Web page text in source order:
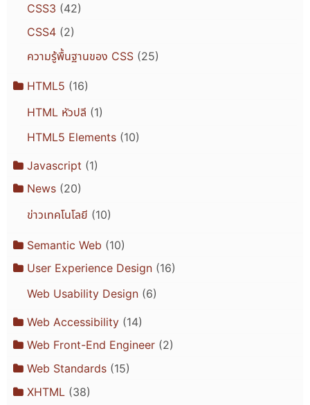
CSS3 (42)
CSS4(2)
ความรู้พื้นฐานของ CSS(25)
HTML5 (16)
HTML หัวปลี (1)
HTML5 Elements(10)
Javascript (1)
News(20)
ข่าวเทคโนโลยี (10)
Semantic Web (10)
User Experience Design(16)
Web Usability Design(6)
Web Accessibility(14)
Web Front-End Engineer(2)
Web Standards(15)
XHTML (38)